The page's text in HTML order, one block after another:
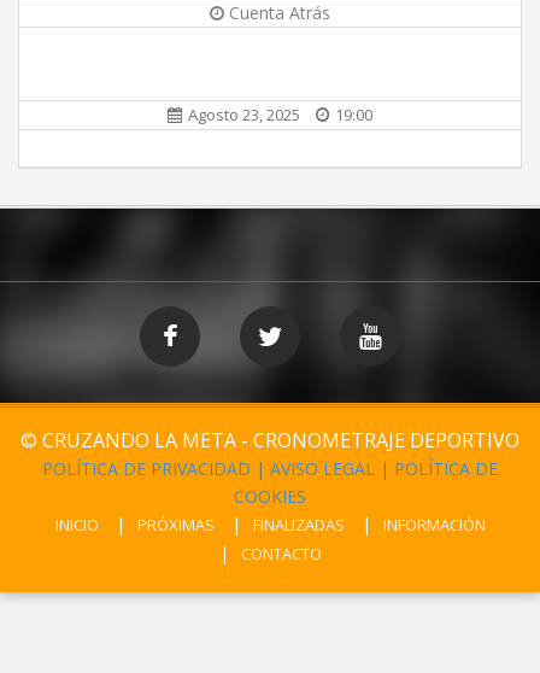
Cuenta Atrás
Agosto 23, 2025 19:00
© CRUZANDO LA META - CRONOMETRAJE DEPORTIVO
POLÍTICA DE PRIVACIDAD | AVISO LEGAL | POLÍTICA DE
COOKIES
INICIO PRÓXIMAS FINALIZADAS
INFORMACIÓN
CONTACTO